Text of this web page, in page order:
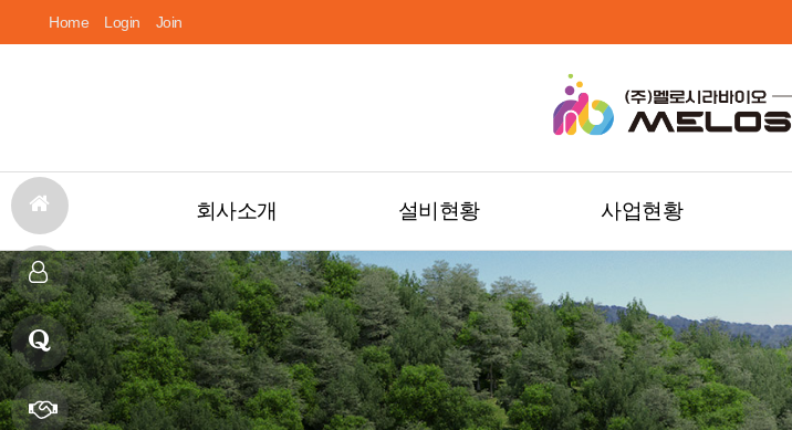
홈
으
로
제
품
Q
Home Login Join
회사소개
멜로시라바이오는
회사개요
경영이념
창립배경
회사둘러보기
찾아오시는길
설비현황
바(bar) 라인
정제(tablet) 라인
액상 라인
자동화 포장시스템
사업현황